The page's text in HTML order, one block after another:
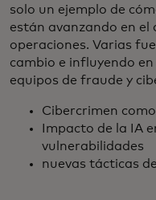
solo un ejemplo de
están avanzando en el
operaciones. Varias
cambio e influyendo
equipos de fraude y
Cibercrimen
Impacto de la IA
vulnerabilidades
nuevas tácticas